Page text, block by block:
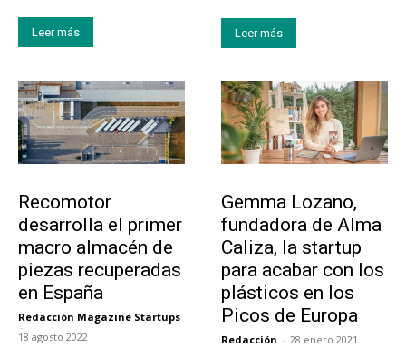
Leer más Leer más
Recomotor
desarrolla el primer
macro almacén de
piezas recuperadas
en España
Redacción Magazine Startups
-
18 agosto 2022
Gemma Lozano,
fundadora de Alma
Caliza, la startup
para acabar con los
plásticos en los
Picos de Europa
Redacción - 28 enero 2021